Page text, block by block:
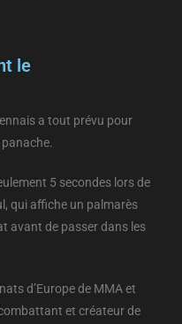
le
a tout prévu pour
5 secondes lors de
qui affiche un palmarès
avant de passer dans les
d’Europe de MMA et
et créateur de